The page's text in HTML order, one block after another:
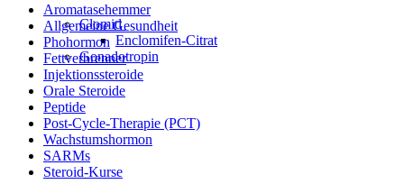
Clomid
Enclomifen-Citrat
Gonadotropin
Aromatasehemmer
Allgemeine Gesundheit
Phohormon
Fettverbrenner
Injektionssteroide
Orale Steroide
Peptide
Post-Cycle-Therapie (PCT)
Wachstumshormon
SARMs
Steroid-Kurse